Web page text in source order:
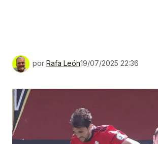
por Rafa León19/07/2025 22:36